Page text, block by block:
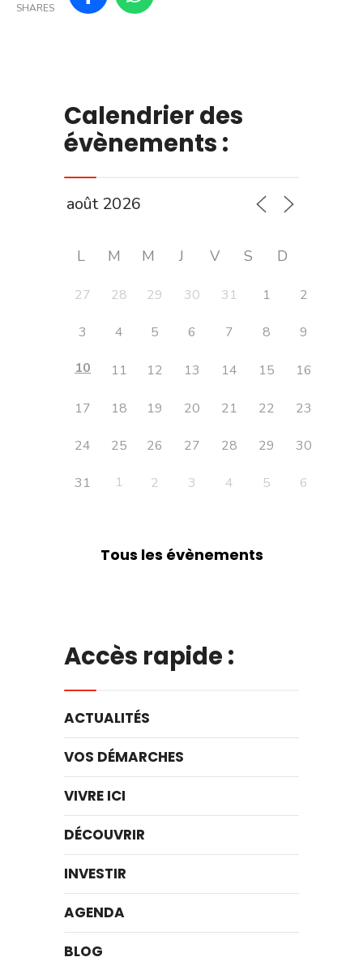
SHARES
Calendrier des
évènements :
L M M J V S D
27 28 29 30 31 1 2
3 4 5 6 7 8
9
10
11 12 13 14 15 16
17 18 19 20 21 22 23
24 25 26 27 28 29 30
31 1 2 3 4 5 6
Tous les évènements
Accès rapide :
ACTUALITÉS
VOS DÉMARCHES
VIVRE ICI
DÉCOUVRIR
INVESTIR
AGENDA
BLOG